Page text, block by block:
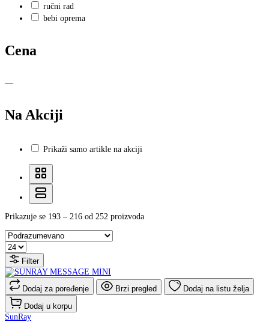
ručni rad
bebi oprema
Cena
—
Na Akciji
Prikaži samo artikle na akciji
Prikazuje se 193 – 216 od 252 proizvoda
Filter
Dodaj za poređenje Brzi pregled
Dodaj na listu želja
Dodaj u korpu
SunRay